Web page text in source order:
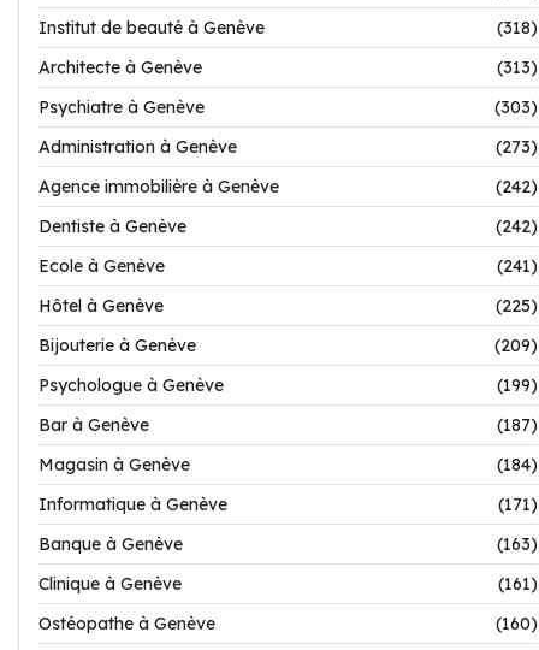
Institut de beauté à Genève
(318)
Architecte à Genève
(313)
Psychiatre à Genève
(303)
Administration à Genève
(273)
Agence immobilière à Genève
(242)
Dentiste à Genève
(242)
Ecole à Genève
(241)
Hôtel à Genève
(225)
Bijouterie à Genève
(209)
Psychologue à Genève
(199)
Bar à Genève
(187)
Magasin à Genève
(184)
Informatique à Genève
(171)
Banque à Genève
(163)
Clinique à Genève
(161)
Ostéopathe à Genève
(160)